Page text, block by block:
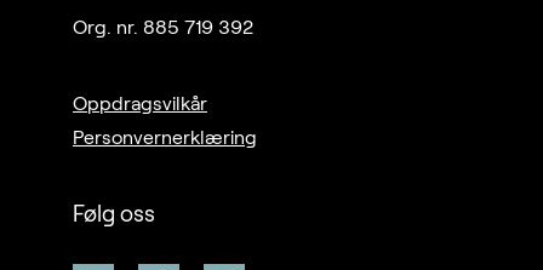
Org. nr. 885 719 392
Oppdragsvilkår
Personvernerklæring
Følg oss